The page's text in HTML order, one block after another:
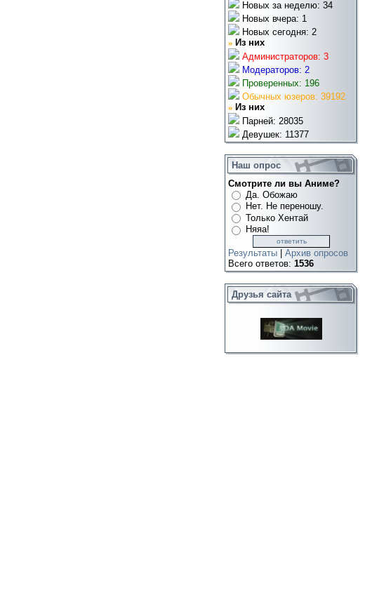
Новых за неделю: 34
Новых вчера: 1
Новых сегодня: 2
» Из них
Администраторов: 3
Модераторов: 2
Проверенных: 196
Обычных юзеров: 39192
» Из них
Парней: 28035
Девушек: 11377
Наш опрос
Смотрите ли вы Аниме?
Да. Обожаю
Нет. Не переношу.
Только Хентай
Няяа!
Результаты
Архив опросов
Всего ответов: 1536
Друзья сайта